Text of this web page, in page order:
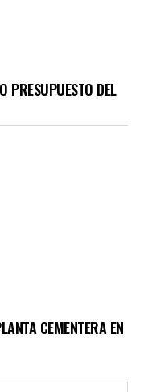
PRESUPUESTO DEL
CEMENTERA EN